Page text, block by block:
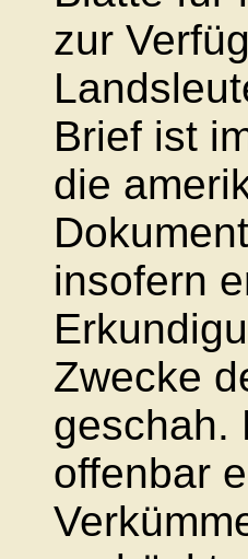
zur
Brief ist
die
insofern
Zwecke
geschah.
offenbar